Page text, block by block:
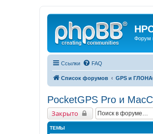
Форум
Ссылки FAQ
Список форумов GPS и
PocketGPS Pro и
Закрыто
ТЕМЫ